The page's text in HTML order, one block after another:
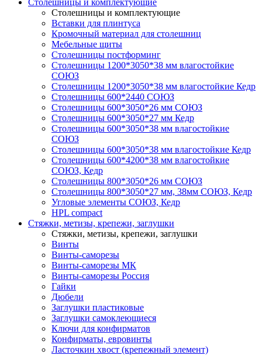
Столешницы и комплектующие
Столешницы и комплектующие
Вставки для плинтуса
Кромочный материал для столешниц
Мебельные щиты
Столешницы постформинг
Столешницы 1200*3050*38 мм влагостойкие
СОЮЗ
Столешницы 1200*3050*38 мм влагостойкие Кедр
Столешницы 600*2440 СОЮЗ
Столешницы 600*3050*26 мм СОЮЗ
Столешницы 600*3050*27 мм Кедр
Столешницы 600*3050*38 мм влагостойкие
СОЮЗ
Столешницы 600*3050*38 мм влагостойкие Кедр
Столешницы 600*4200*38 мм влагостойкие
СОЮЗ, Кедр
Столешницы 800*3050*26 мм СОЮЗ
Столешницы 800*3050*27 мм, 38мм СОЮЗ, Кедр
Угловые элементы СОЮЗ, Кедр
HPL compact
Стяжки, метизы, крепежи, заглушки
Стяжки, метизы, крепежи, заглушки
Винты
Винты-саморезы
Винты-саморезы МК
Винты-саморезы Россия
Гайки
Дюбели
Заглушки пластиковые
Заглушки самоклеющиеся
Ключи для конфирматов
Конфирматы, евровинты
Ласточкин хвост (крепежный элемент)